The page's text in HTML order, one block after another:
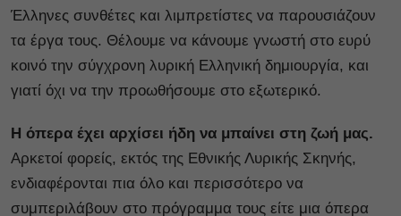
Έλληνες συνθέτες και λιμπρετίστες να παρουσιάζουν
τα έργα τους. Θέλουμε να κάνουμε γνωστή στο ευρύ
κοινό την σύγχρονη λυρική Ελληνική δημιουργία, και
γιατί όχι να την προωθήσουμε στο εξωτερικό.
Η όπερα έχει αρχίσει ήδη να μπαίνει στη ζωή μας.
Αρκετοί φορείς, εκτός της Εθνικής Λυρικής Σκηνής,
ενδιαφέρονται πια όλο και περισσότερο να
συμπεριλάβουν στο πρόγραμμα τους είτε μια όπερα